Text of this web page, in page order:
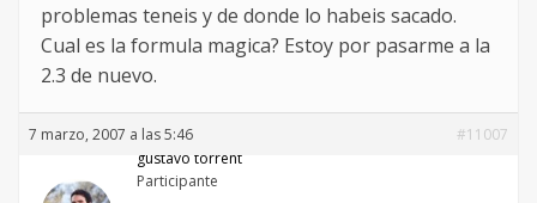
problemas teneis y de donde lo habeis sacado.
Cual es la formula magica? Estoy por pasarme a la
2.3 de nuevo.
7 marzo, 2007 a las 5:46
#11007
gustavo torrent
Participante